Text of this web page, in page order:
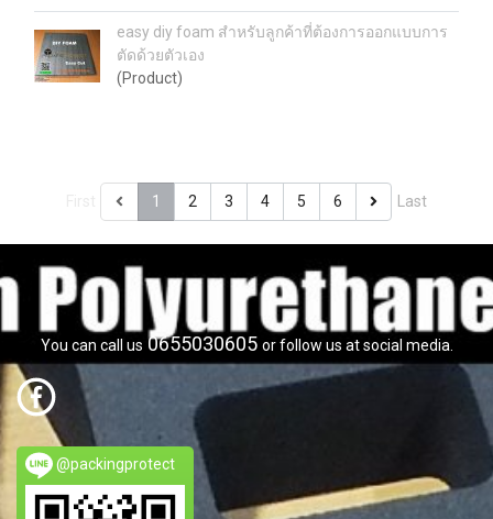
easy diy foam สำหรับลูกค้าที่ต้องการออกแบบการ
ตัดด้วยตัวเอง
(Product)
1 2 3 4 5 6 Last
You can call us 0655030605 or follow us at social media.
@packingprotect